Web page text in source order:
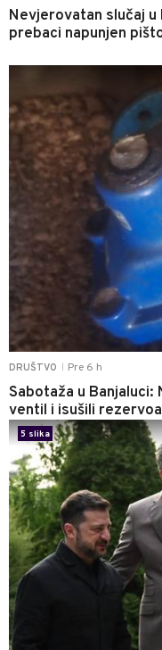
Nevjerovatan slučaj u
prebaci napunjen
DRUŠTVO Pre 6 h
Sabotaža u
ventil i isušili
5 slika